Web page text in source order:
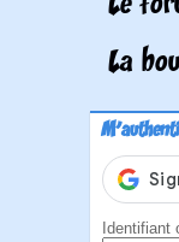
La
Identifiant